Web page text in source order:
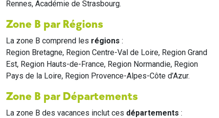
Rennes, Académie de Strasbourg.
Zone B par Régions
La zone B comprend les régions :
Region Bretagne, Region Centre-Val de Loire, Region Grand
Est, Region Hauts-de-France, Region Normandie, Region
Pays de la Loire, Region Provence-Alpes-Côte d’Azur.
Zone B par Départements
La zone B des vacances inclut ces départements :